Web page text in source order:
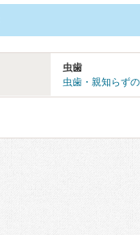
虫歯
虫歯・親知らず